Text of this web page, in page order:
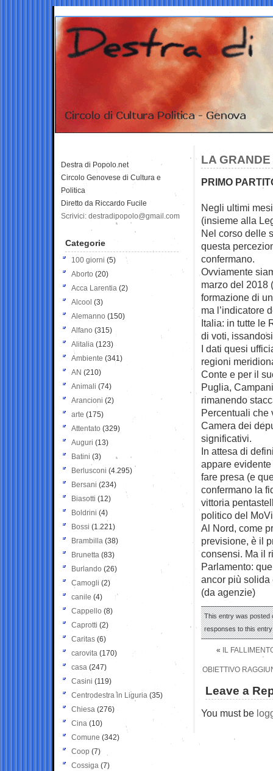
LA
PRIMO
Negli ultimi
(insieme alla
Nel corso delle
questa
confermano.
Ovviamente
marzo del 2018
formazione di
ma l’indicatore
Italia: in tutte le
di voti,
I dati quesi
regioni
Conte e per il
Puglia,
rimanendo
Percentuali che
Camera dei
significativi.
In attesa di
appare
fare presa (e
confermano la
vittoria
politico del
Al Nord, come
previsione, è il
consensi. Ma il
Parlamento:
ancor più solida
(da agenzie)
This entry was posted
responses to this
« IL
OBIETTIVO
Leave a
You must be
Destra di Popolo.net
Circolo Genovese di Cultura e
Politica
Diretto da Riccardo Fucile
Scrivici: destradipopolo@gmail.com
Categorie
100 giorni (5)
Aborto (20)
Acca Larentia (2)
Alcool (3)
Alemanno (150)
Alfano (315)
Alitalia (123)
Ambiente (341)
AN (210)
Animali (74)
Arancioni (2)
arte (175)
Attentato (329)
Auguri (13)
Batini (3)
Berlusconi (4.295)
Bersani (234)
Biasotti (12)
Boldrini (4)
Bossi (1.221)
Brambilla (38)
Brunetta (83)
Burlando (26)
Camogli (2)
canile (4)
Cappello (8)
Caprotti (2)
Caritas (6)
carovita (170)
casa (247)
Casini (119)
Centrodestra in Liguria (35)
Chiesa (276)
Cina (10)
Comune (342)
Coop (7)
Cossiga (7)